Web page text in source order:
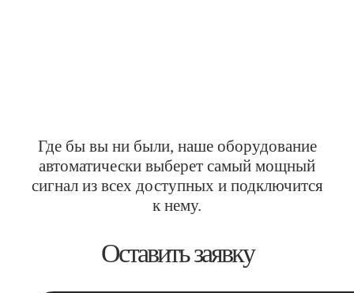
Где бы вы ни были, наше оборудование
автоматически выберет самый мощный
сигнал из всех доступных и подключится
к нему.
Оставить заявку